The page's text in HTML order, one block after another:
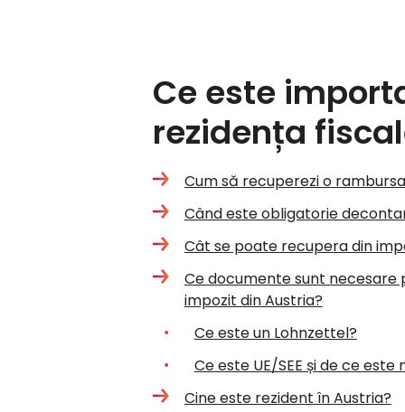
Ce este
rezidența
Cum să recuperezi o
Când este obligatorie
Cât se poate recupera din
Ce documente sunt
impozit din Austria?
Ce este un Lohnzettel?
Ce este UE/SEE și de ce
Cine este rezident în Austria?